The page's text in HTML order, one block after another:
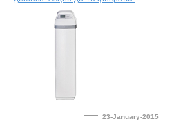
— 23-January-2015